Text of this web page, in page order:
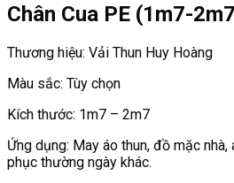
Chân Cua PE (1m7-
Thương hiệu: Vải Thun Huy Hoàng
Màu sắc: Tùy chọn
Kích thước: 1m7 – 2m7
Ứng dụng: May áo thun, đồ mặc
phục thường ngày khác.